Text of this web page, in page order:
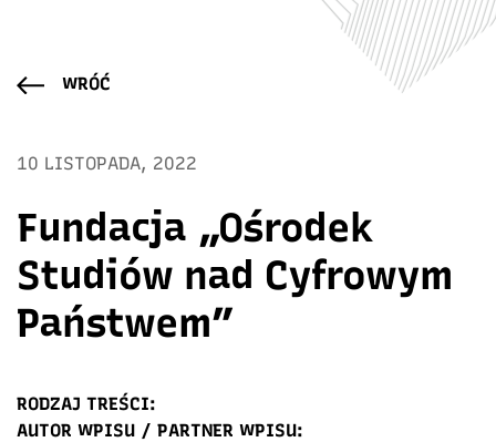
WRÓĆ
10 LISTOPADA, 2022
Fundacja „Ośrodek
Studiów nad Cyfrowym
Państwem”
RODZAJ TREŚCI:
AUTOR WPISU / PARTNER WPISU: